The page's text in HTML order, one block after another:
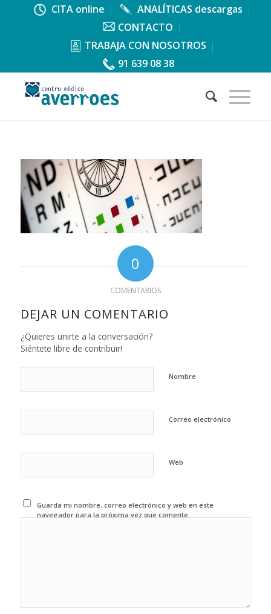
CITA online
ANALÍTICAS descargas
CONTACTO
TRABAJA CON NOSOTROS
91 639 08 38
0
COMENTARIOS
DEJAR UN COMENTARIO
¿Quieres unirte a la conversación?
Siéntete libre de contribuir!
Nombre
Correo electrónico
Web
Guarda mi nombre, correo electrónico y web en este
navegador para la próxima vez que comente.